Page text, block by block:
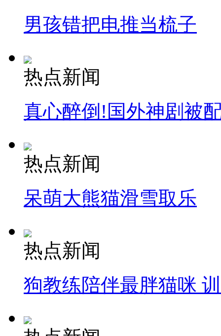
男孩错把电推当梳子
热点新闻
真心醉倒!国外神剧被
热点新闻
呆萌大熊猫滑雪取乐
热点新闻
狗教练陪伴最胖猫咪